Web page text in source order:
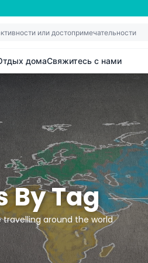
домаСвяжитесь с нами
By Tag
travelling around the world